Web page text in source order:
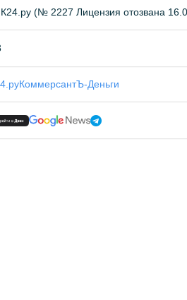
(№ 2227 Лицензия отозвана
КоммерсантЪ-Деньги